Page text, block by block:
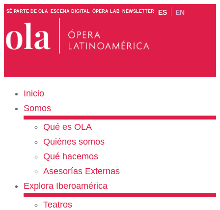
SÉ PARTE DE OLA ESCENA DIGITAL ÓPERA LAB NEWSLETTER ES EN
Inicio
Somos
Qué es OLA
Quiénes somos
Qué hacemos
Asesorías Externas
Explora Iberoamérica
Teatros